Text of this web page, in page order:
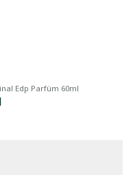
Edp Parfüm 60ml